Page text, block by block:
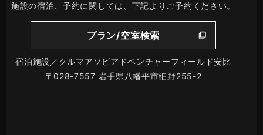
施設の宿泊、予約に関しては、下記よりご予約ください。
プラン/空室検索
宿泊施設／クルマアソビアドベンチャーフィールド安比
〒028-7557 岩手県八幡平市細野255-2